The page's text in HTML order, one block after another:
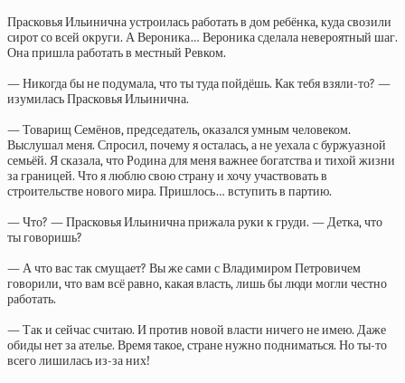
Прасковья Ильинична устроилась работать в дом ребёнка, куда свозили
сирот со всей округи. А Вероника… Вероника сделала невероятный шаг.
Она пришла работать в местный Ревком.
— Никогда бы не подумала, что ты туда пойдёшь. Как тебя взяли-то? —
изумилась Прасковья Ильинична.
— Товарищ Семёнов, председатель, оказался умным человеком.
Выслушал меня. Спросил, почему я осталась, а не уехала с буржуазной
семьёй. Я сказала, что Родина для меня важнее богатства и тихой жизни
за границей. Что я люблю свою страну и хочу участвовать в
строительстве нового мира. Пришлось… вступить в партию.
— Что? — Прасковья Ильинична прижала руки к груди. — Детка, что
ты говоришь?
— А что вас так смущает? Вы же сами с Владимиром Петровичем
говорили, что вам всё равно, какая власть, лишь бы люди могли честно
работать.
— Так и сейчас считаю. И против новой власти ничего не имею. Даже
обиды нет за ателье. Время такое, стране нужно подниматься. Но ты-то
всего лишилась из-за них!